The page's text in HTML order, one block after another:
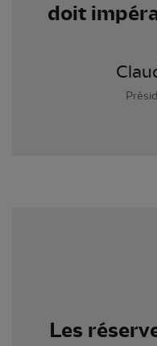
doit
Les